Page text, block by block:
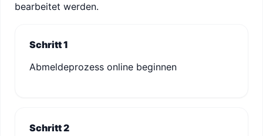
bearbeitet werden.
Schritt 1
Abmeldeprozess online beginnen
Schritt 2